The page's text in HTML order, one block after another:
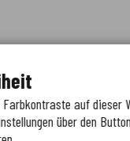
auf dieser
über den